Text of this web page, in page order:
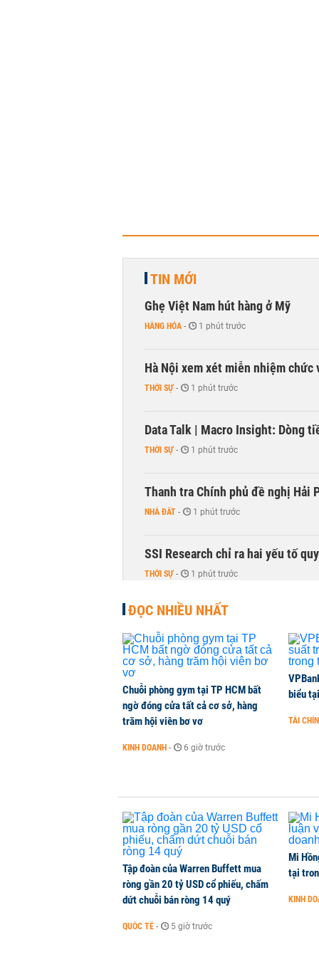
TIN MỚI
Ghẹ Việt Nam hút hàng ở Mỹ
HÀNG HÓA - 1 phút trước
Hà Nội xem xét miễn nhiệm chức
THỜI SỰ - 1 phút trước
Data Talk | Macro Insight: Dòng
THỜI SỰ - 1 phút trước
Thanh tra Chính phủ đề nghị Hải
NHÀ ĐẤT - 1 phút trước
SSI Research chỉ ra hai yếu tố
THỜI SỰ - 1 phút trước
Nhiều phòng trọ Hà Nội tăng giá
NHÀ ĐẤT - 1 phút trước
Ông Trump sắp có quyền tùy ý
QUỐC TẾ - 1 phút trước
ĐỌC NHIỀU NHẤT
Chuỗi phòng gym tại TP HCM bất
ngờ đóng cửa tất cả cơ sở, hàng
trăm hội viên bơ vơ
KINH DOANH - 6 giờ trước
biểu
TÀI
Tập đoàn của Warren Buffett mua
ròng gần 20 tỷ USD cổ phiếu, chấm
dứt chuỗi bán ròng 14 quý
QUỐC TẾ - 5 giờ trước
Mi
tại
KINH